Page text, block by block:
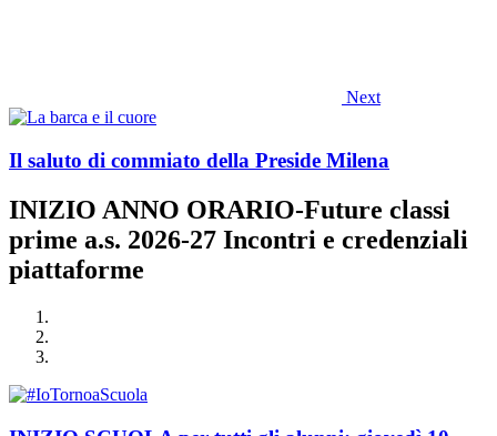
Next
Il saluto di commiato della Preside Milena
INIZIO ANNO ORARIO-Future classi
prime a.s. 2026-27 Incontri e credenziali
piattaforme